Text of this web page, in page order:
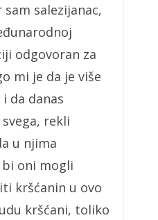
salezijanac,
odgovoran za
mi je da je više
da danas
rekli
u njima
oni mogli
kršćanin u ovo
kršćani, toliko